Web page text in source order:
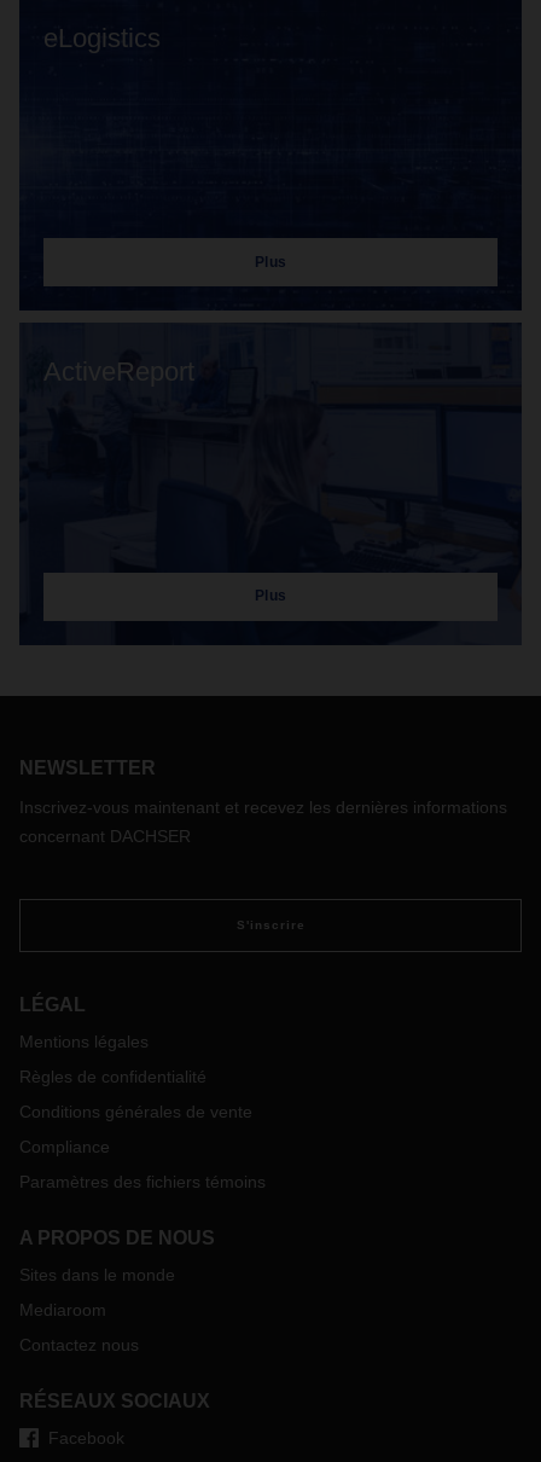
eLogistics
Plus
ActiveReport
Plus
NEWSLETTER
Inscrivez-vous maintenant et recevez les dernières informations
concernant DACHSER
S'inscrire
LÉGAL
Mentions légales
Règles de confidentialité
Conditions générales de vente
Compliance
Paramètres des fichiers témoins
A PROPOS DE NOUS
Sites dans le monde
Mediaroom
Contactez nous
RÉSEAUX SOCIAUX
Facebook